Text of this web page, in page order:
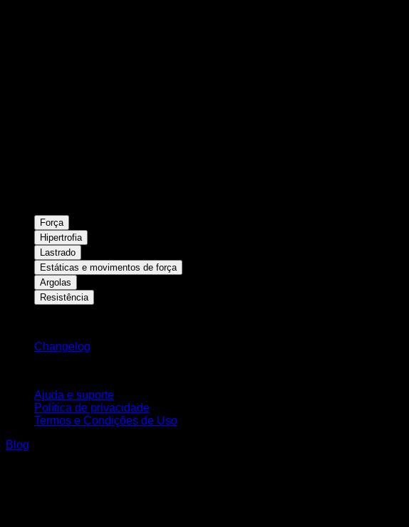
Força
Hipertrofia
Lastrado
Estáticas e movimentos de força
Argolas
Resistência
Changelog
Ajuda e suporte
Política de privacidade
Termos e Condições de Uso
Blog